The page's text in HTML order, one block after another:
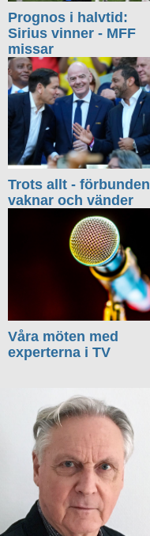
Prognos i halvtid:
Sirius vinner - MFF
missar
Trots allt - förbunden
vaknar och vänder
Våra möten med
experterna i TV